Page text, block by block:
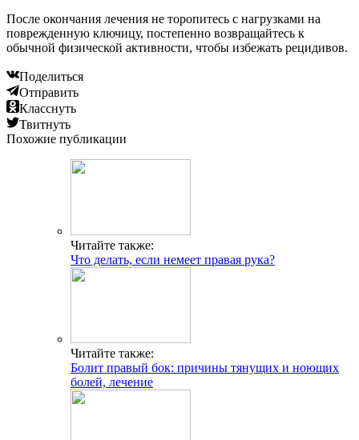
После окончания лечения не торопитесь с нагрузками на
поврежденную ключицу, постепенно возвращайтесь к
обычной физической активности, чтобы избежать рецидивов.
Поделиться
Отправить
Класснуть
Твитнуть
Похожие публикации
Читайте также:
Что делать, если немеет правая рука?
Читайте также:
Болит правый бок: причины тянущих и ноющих
болей, лечение